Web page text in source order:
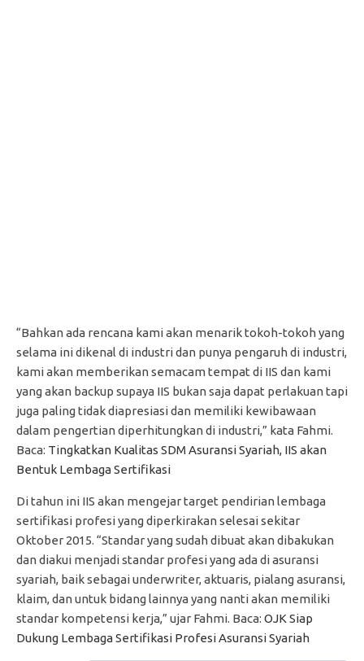
“Bahkan ada rencana kami akan menarik tokoh-tokoh yang
selama ini dikenal di industri dan punya pengaruh di industri,
kami akan memberikan semacam tempat di IIS dan kami
yang akan backup supaya IIS bukan saja dapat perlakuan tapi
juga paling tidak diapresiasi dan memiliki kewibawaan
dalam pengertian diperhitungkan di industri,” kata Fahmi.
Baca: Tingkatkan Kualitas SDM Asuransi Syariah, IIS akan
Bentuk Lembaga Sertifikasi
Di tahun ini IIS akan mengejar target pendirian lembaga
sertifikasi profesi yang diperkirakan selesai sekitar
Oktober 2015. “Standar yang sudah dibuat akan dibakukan
dan diakui menjadi standar profesi yang ada di asuransi
syariah, baik sebagai underwriter, aktuaris, pialang asuransi,
klaim, dan untuk bidang lainnya yang nanti akan memiliki
standar kompetensi kerja,” ujar Fahmi. Baca: OJK Siap
Dukung Lembaga Sertifikasi Profesi Asuransi Syariah